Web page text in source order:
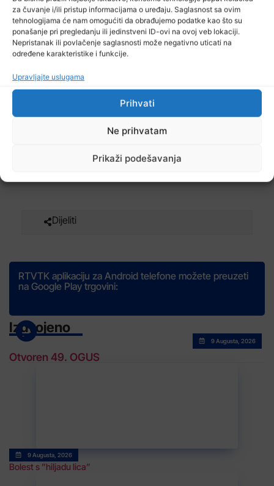
za čuvanje i/ili pristup informacijama o uređaju. Saglasnost sa ovim
tehnologijama će nam omogućiti da obrađujemo podatke kao što su
ponašanje pri pregledanju ili jedinstveni ID-ovi na ovoj veb lokaciji.
Nepristanak ili povlačenje saglasnosti može negativno uticati na
određene karakteristike i funkcije.
Upravljajte uslugama
Prihvati
Ne prihvatam
Prikaži podešavanja
ekspanziji
Mirela Selimovic 11 Januara, 2018
Kontinuirana ulaganja u promociju trističkih
potencijala Tuzlanskog kantona, ali i njihovu
transformaciju u pravi turistički proizvod daju rezultat
noći u Tuzli je zabilježeno oko 10 hiljada gostiju koji su i
Dijeliti
RTVTK aplikaciju za Android telefone možete preuzeti
na Google Play trgovini:
Izdvojeno
9 Augusta, 2026
Otvoren 49. OGUS
9 Augusta, 2026
Bolest s ”hiljadu lica”